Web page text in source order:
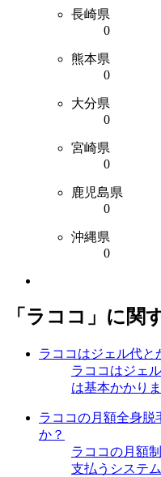
長崎県
0
熊本県
0
大分県
0
宮崎県
0
鹿児島県
0
沖縄県
0
「ラココ」に関
ラココはジェル代と
ラココはジェ
は基本かかり
ラココの月額全身脱
か？
ラココの月額
支払うシステ